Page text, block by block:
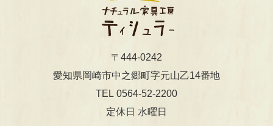
〒444-0242
​​​​​​​愛知県岡崎市中之郷町字元山乙14番地
TEL 0564-52-2200
定休日 水曜日